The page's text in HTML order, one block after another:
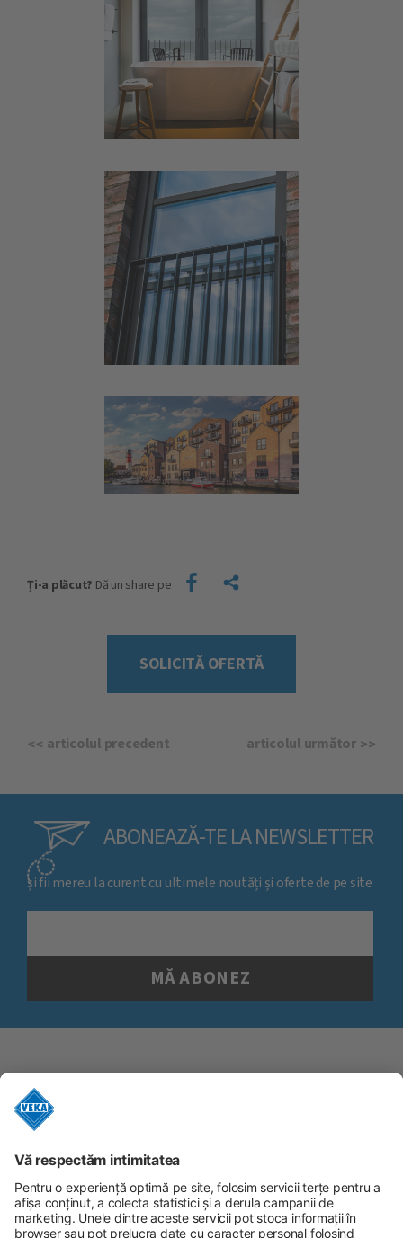
Ți-a plăcut? Dă un share pe
SOLICITĂ OFERTĂ
articolul precedent articolul următor
ABONEAZĂ-TE LA NEWSLETTER
și fii mereu la curent cu ultimele noutăți și oferte de pe site
URMĂREȘTE-NE